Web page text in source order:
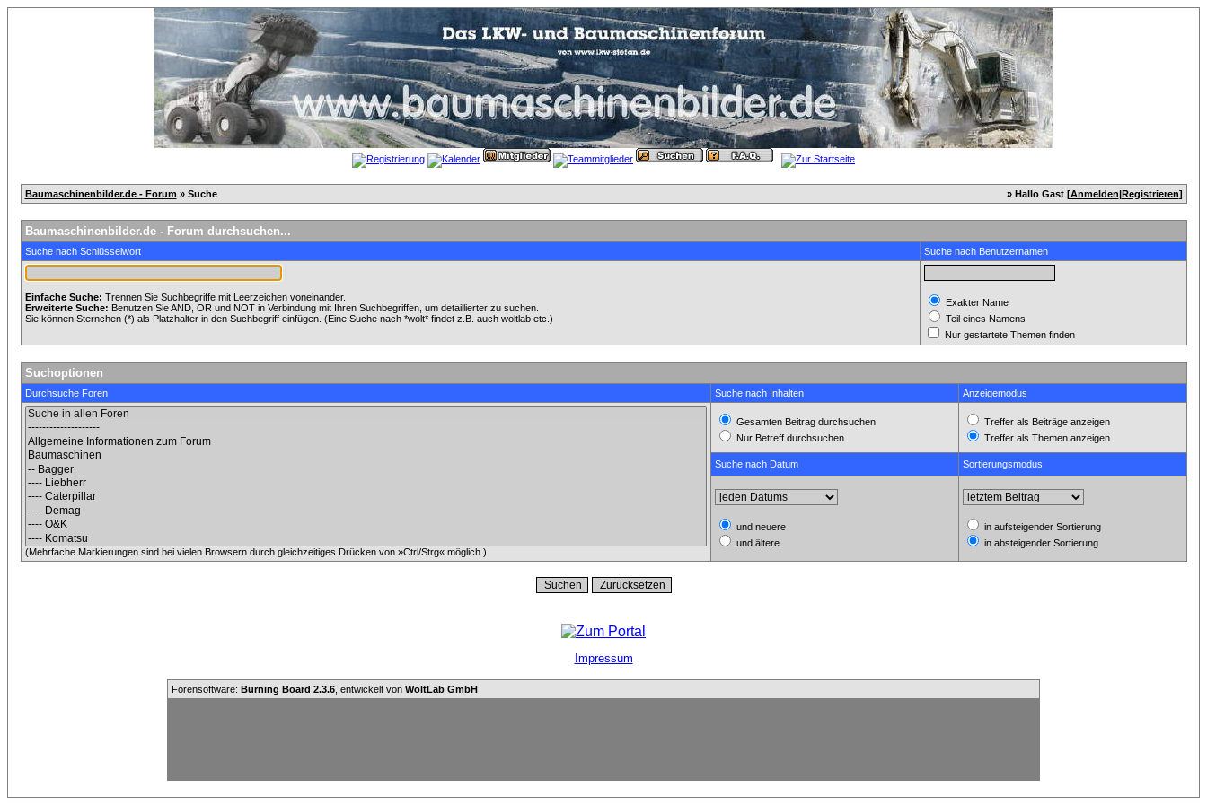
Baumaschinenbilder.de - Forum » Suche » Hallo Gast [Anmelden|Registrieren]
Baumaschinenbilder.de - Forum durchsuchen...
Suche nach Schlüsselwort Suche nach Benutzernamen
Einfache Suche: Trennen Sie Suchbegriffe mit Leerzeichen voneinander.
Erweiterte Suche: Benutzen Sie AND, OR und NOT in Verbindung mit Ihren Suchbegriffen, um detaillierter zu suchen.
Sie können Sternchen (*) als Platzhalter in den Suchbegriff einfügen. (Eine Suche nach *wolt* findet z.B. auch woltlab etc.)
Exakter Name
Teil eines Namens
Nur gestartete Themen finden
Suchoptionen
Durchsuche Foren Suche nach Inhalten Anzeigemodus
(Mehrfache Markierungen sind bei vielen Browsern durch gleichzeitiges Drücken von »Ctrl/Strg« möglich.)
Gesamten Beitrag durchsuchen
Nur Betreff durchsuchen
Treffer als Beiträge anzeigen
Treffer als Themen anzeigen
Suche nach Datum Sortierungsmodus
und neuere
und ältere
in aufsteigender Sortierung
in absteigender Sortierung
Impressum
Forensoftware: Burning Board 2.3.6 , entwickelt von WoltLab GmbH